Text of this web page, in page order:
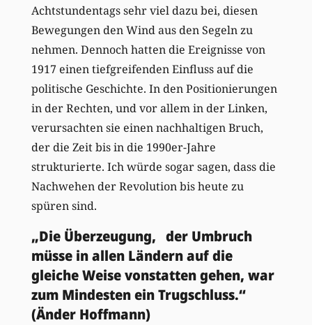
Achtstundentags sehr viel dazu bei, diesen
Bewegungen den Wind aus den Segeln zu
nehmen. Dennoch hatten die Ereignisse von
1917 einen tiefgreifenden Einfluss auf die
politische Geschichte. In den Positionierungen
in der Rechten, und vor allem in der Linken,
verursachten sie einen nachhaltigen Bruch,
der die Zeit bis in die 1990er-Jahre
strukturierte. Ich würde sogar sagen, dass die
Nachwehen der Revolution bis heute zu
spüren sind.
„Die Überzeugung, der Umbruch
müsse in allen Ländern auf die
gleiche Weise vonstatten gehen, war
zum Mindesten ein Trugschluss.“
(Änder Hoffmann)